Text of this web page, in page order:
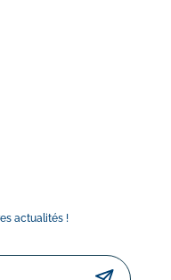
actualités !